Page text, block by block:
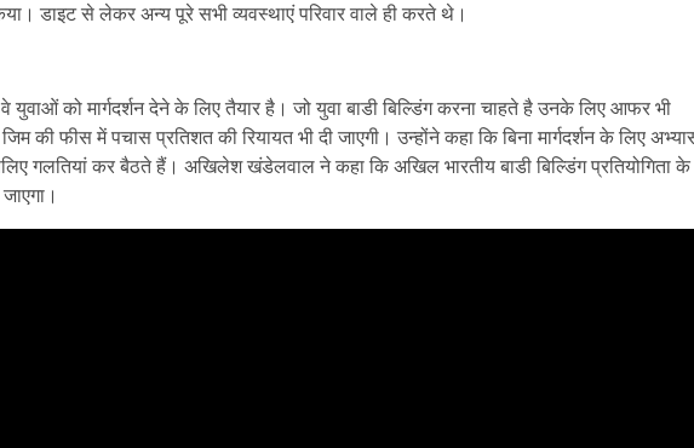
डाइट से लेकर अन्य पूरे सभी व्यवस्थाएं परिवार वाले ही करते थे।
वे युवाओं को मार्गदर्शन देने के लिए तैयार है। जो युवा बाडी बिल्डिंग करना चाहते है उनके लिए आफर भी
की फीस में पचास प्रतिशत की रियायत भी दी जाएगी। उन्होंने कहा कि बिना मार्गदर्शन के लिए
गलतियां कर बैठते हैं। अखिलेश खंडेलवाल ने कहा कि अखिल भारतीय बाडी बिल्डिंग प्रतियोगिता के